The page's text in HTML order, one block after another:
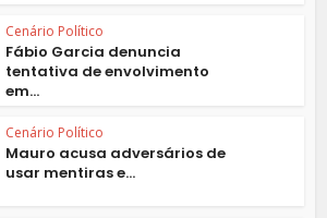
Cenário Político
Fábio Garcia denuncia
tentativa de envolvimento
em...
Cenário Político
Mauro acusa adversários de
usar mentiras e...